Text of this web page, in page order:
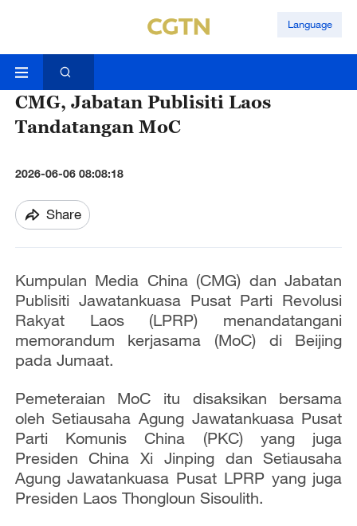
Language
CMG, Jabatan Publisiti Laos
Tandatangan MoC
2026-06-06 08:08:18
Share
Kumpulan Media China (CMG) dan Jabatan
Publisiti Jawatankuasa Pusat Parti Revolusi
Rakyat Laos (LPRP) menandatangani
memorandum kerjasama (MoC) di Beijing
pada Jumaat.
Pemeteraian MoC itu disaksikan bersama
oleh Setiausaha Agung Jawatankuasa Pusat
Parti Komunis China (PKC) yang juga
Presiden China Xi Jinping dan Setiausaha
Agung Jawatankuasa Pusat LPRP yang juga
Presiden Laos Thongloun Sisoulith.